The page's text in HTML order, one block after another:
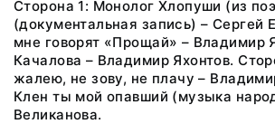
Сторона 1: Монолог Хлопуши (из
(документальная запись) – Сергей
мне говорят «Прощай» – Владимир
Качалова – Владимир Яхонтов.
жалею, не зову, не плачу –
Клен ты мой опавший (музыка
Великанова.